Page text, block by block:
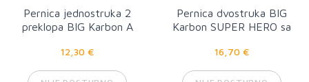
Pernica jednostruka 2
preklopa BIG Karbon A
priborom
12,30 €
Pernica dvostruka BIG
Karbon SUPER HERO sa
16,70 €